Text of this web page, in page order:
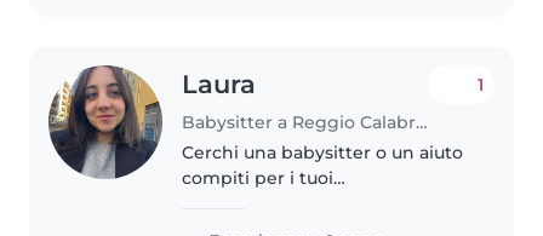
Laura
Babysitter a Reggio Calabria
1
Cerchi una babysitter o un aiuto
compiti per i tuoi